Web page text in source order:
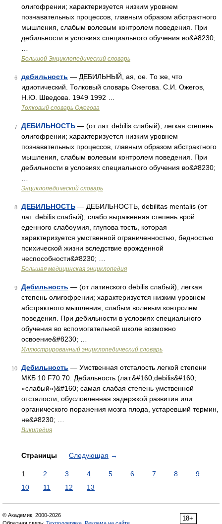
олигофрении; характеризуется низким уровнем
познавательных процессов, главным образом абстрактного
мышления, слабым волевым контролем поведения. При
дебильности в условиях специального обучения во&#8230;
Большой Энциклопедический словарь
6 дебильность — ДЕБИЛЬНЫЙ, ая, ое. То же, что
идиотический. Толковый словарь Ожегова. С.И. Ожегов,
Н.Ю. Шведова. 1949 1992 …
Толковый словарь Ожегова
7 ДЕБИЛЬНОСТЬ — (от лат. debilis слабый), легкая степень
олигофрении; характеризуется низким уровнем
познавательных процессов, главным образом абстрактного
мышления, слабым волевым контролем поведения. При
дебильности в условиях специального обучения во&#8230;
Энциклопедический словарь
8 ДЕБИЛЬНОСТЬ — ДЕБИЛЬНОСТЬ, debilitas mentalis (от
лат. debilis слабый), слабо выраженная степень врой
еденного слабоумия, глупова тость, которая
характеризуется умственной ограниченностью, бедностью
психической жизни вследствие врожденной
неспособности&#8230; …
Большая медицинская энциклопедия
9 Дебильность — (от латинского debilis слабый), легкая
степень олигофрении; характеризуется низким уровнем
абстрактного мышления, слабым волевым контролем
поведения. При дебильности в условиях специального
обучения во вспомогательной школе возможно
освоение&#8230; …
Иллюстрированный энциклопедический словарь
10 Дебильность — Умственная отсталость легкой степени
МКБ 10 F70.70. Дебильность (лат.&#160;debilis&#160;
«слабый»)&#160; самая слабая степень умственной
отсталости, обусловленная задержкой развития или
органического поражения мозга плода, устаревший термин,
не&#8230; …
Википедия
Страницы Следующая →
1 2 3 4 5 6 7 8
9
10
11 12 13
18+
© Академик, 2000-2026